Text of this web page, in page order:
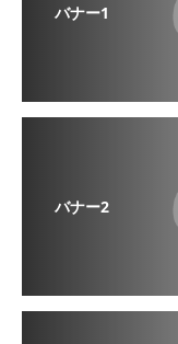
バナー1
バナー2